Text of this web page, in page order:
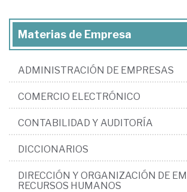
Materias de Empresa
ADMINISTRACIÓN DE EMPRESAS
COMERCIO ELECTRÓNICO
CONTABILIDAD Y AUDITORÍA
DICCIONARIOS
DIRECCIÓN Y ORGANIZACIÓN DE
RECURSOS HUMANOS